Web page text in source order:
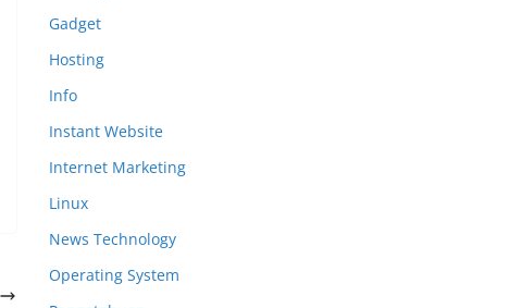
Gadget
Hosting
Info
Instant Website
Internet Marketing
Linux
News Technology
Operating System